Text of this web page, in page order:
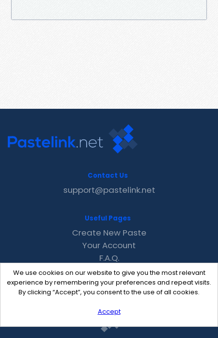
We use cookies on our website to give you the most relevant
experience by remembering your preferences and repeat visits.
By clicking “Accept”, you consent to the use of all cookies.
Accept
Contact Us
support@pastelink.net
Useful Pages
Create New Paste
Your Account
F.A.Q.
Recent
Contact